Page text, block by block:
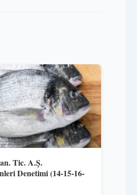
Tic. A.Ş.
Denetimi (14-15-16-